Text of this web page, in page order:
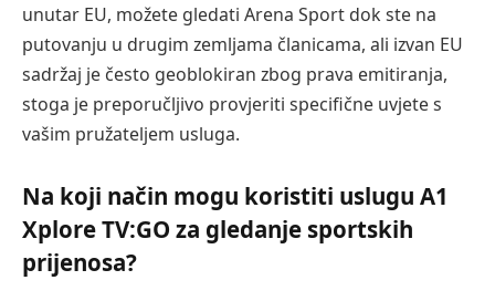
unutar EU, možete gledati Arena Sport dok ste na
putovanju u drugim zemljama članicama, ali izvan EU
sadržaj je često geoblokiran zbog prava emitiranja,
stoga je preporučljivo provjeriti specifične uvjete s
vašim pružateljem usluga.
Na koji način mogu koristiti uslugu A1
Xplore TV:GO za gledanje sportskih
prijenosa?